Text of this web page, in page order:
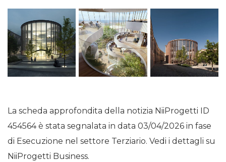
La scheda approfondita della notizia NiiProgetti ID
454564 è stata segnalata in data 03/04/2026 in fase
di Esecuzione nel settore Terziario. Vedi i dettagli su
NiiProgetti Business.